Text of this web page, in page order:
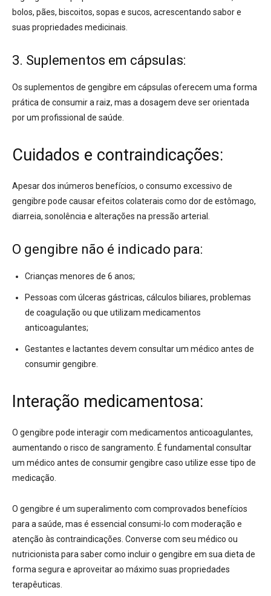
bolos, pães, biscoitos, sopas e sucos, acrescentando sabor e
suas propriedades medicinais.
3. Suplementos em cápsulas:
Os suplementos de gengibre em cápsulas oferecem uma forma
prática de consumir a raiz, mas a dosagem deve ser orientada
por um profissional de saúde.
Cuidados e contraindicações:
Apesar dos inúmeros benefícios, o consumo excessivo de
gengibre pode causar efeitos colaterais como dor de estômago,
diarreia, sonolência e alterações na pressão arterial.
O gengibre não é indicado para:
Crianças menores de 6 anos;
Pessoas com úlceras gástricas, cálculos biliares, problemas
de coagulação ou que utilizam medicamentos
anticoagulantes;
Gestantes e lactantes devem consultar um médico antes de
consumir gengibre.
Interação medicamentosa:
O gengibre pode interagir com medicamentos anticoagulantes,
aumentando o risco de sangramento. É fundamental consultar
um médico antes de consumir gengibre caso utilize esse tipo de
medicação.
O gengibre é um superalimento com comprovados benefícios
para a saúde, mas é essencial consumi-lo com moderação e
atenção às contraindicações. Converse com seu médico ou
nutricionista para saber como incluir o gengibre em sua dieta de
forma segura e aproveitar ao máximo suas propriedades
terapêuticas.